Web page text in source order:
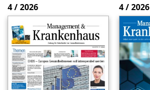
4 / 2026 4 / 2026